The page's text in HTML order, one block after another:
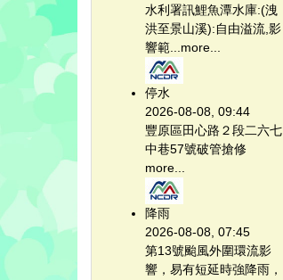
水利署訊鯉魚潭水庫:(洩
洪至景山溪):自由溢流,影
響範...more...
停水
2026-08-08, 09:44
豐原區田心路２段二六七
中巷57號破管搶修
more...
降雨
2026-08-08, 07:45
第13號颱風外圍環流影
響，易有短延時強降雨，